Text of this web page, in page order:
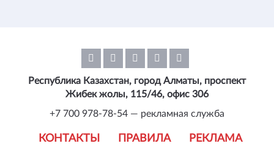
КОНТАКТЫ ПРАВИЛА РЕКЛАМА
Республика Казахстан, город Алматы, проспект
Жибек жолы, 115/46, офис 306
+7 700 978-78-54 — рекламная служба